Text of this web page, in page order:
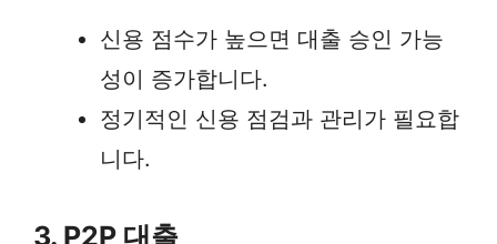
신용 점수가 높으면 대출 승인 가능
성이 증가합니다.
정기적인 신용 점검과 관리가 필요합
니다.
3. P2P 대출